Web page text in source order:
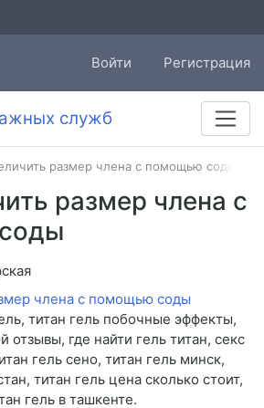
Войти Регистрация
служб
размер члена с помощью соды
размер члена с
титан гель побочные эффекты,
отзывы, где найти гель титан, секс
гель сено, титан гель минск,
титан гель цена сколько стоит,
гель в ташкенте.